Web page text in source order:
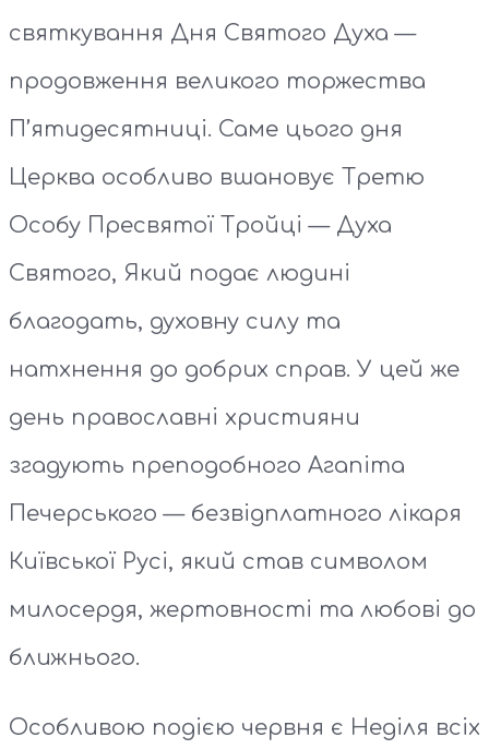
святкування Дня Святого Духа —
продовження великого торжества
П’ятидесятниці. Саме цього дня
Церква особливо вшановує Третю
Особу Пресвятої Тройці — Духа
Святого, Який подає людині
благодать, духовну силу та
натхнення до добрих справ. У цей же
день православні християни
згадують преподобного Агапіта
Печерського — безвідплатного лікаря
Київської Русі, який став символом
милосердя, жертовності та любові до
ближнього.
Особливою подією червня є Неділя всіх